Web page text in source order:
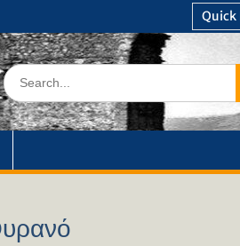
Quick
Search
for: